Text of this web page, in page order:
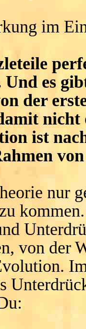
im
es
der
ist
nur
von der